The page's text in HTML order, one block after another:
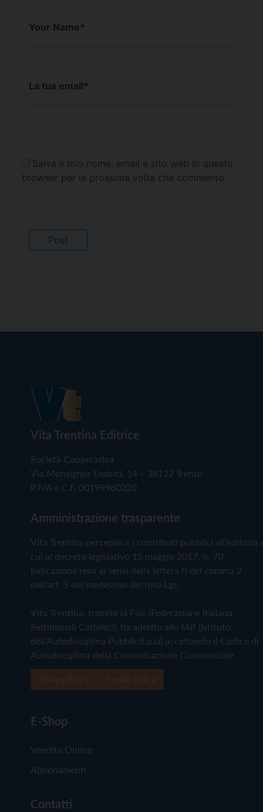
Your Name*
La tua email*
Salva il mio nome, email e sito web in questo
browser per la prossima volta che commento.
Vita Trentina Editrice
Società Cooperativa
Via Monsignor Endrici, 14 – 38122 Trento
P.IVA e C.F. 00199960220
Amministrazione trasparente
Vita Trentina percepisce i contributi pubblici all'editoria
cui al decreto legislativo 15 maggio 2017, n. 70.
Indicazione resa ai sensi della lettera f) del comma 2
dell'art. 5 del medesimo decreto Lgs.
Vita Trentina, tramite la Fisc (Federazione Italiana
Settimanali Cattolici), ha aderito allo IAP (Istituto
dell'Autodisciplina Pubblicitaria) accettando il Codice di
Autodisciplina della Comunicazione Commerciale
E-Shop
Vendita Online
Abbonamenti
Contatti